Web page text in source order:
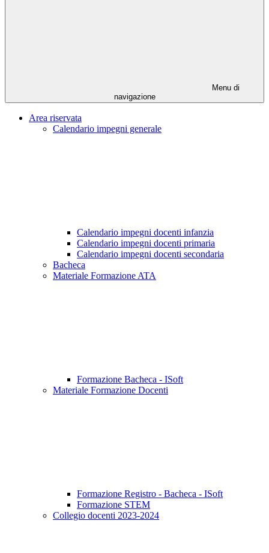
Menu di
navigazione
Area riservata
Calendario impegni generale
Calendario impegni docenti infanzia
Calendario impegni docenti primaria
Calendario impegni docenti secondaria
Bacheca
Materiale Formazione ATA
Formazione Bacheca - ISoft
Materiale Formazione Docenti
Formazione Registro - Bacheca - ISoft
Formazione STEM
Collegio docenti 2023-2024